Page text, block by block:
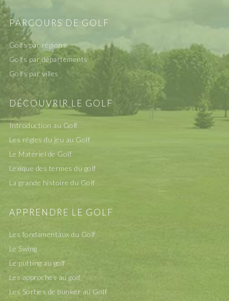
PARCOURS DE GOLF
Golfs par régions
Golfs par départements
Golfs par villes
DÉCOUVRIR LE GOLF
Introduction au Golf
Les rêgles du jeu au Golf
Le Matériel de Golf
Lexique des termes du golf
La grande histoire du Golf
APPRENDRE LE GOLF
Les fondamentaux du Golf
Le Swing
Le putting au golf
Les approches au golf
Les Sorties de bunker au Golf